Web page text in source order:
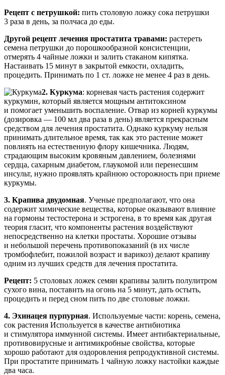
Рецепт с петрушкой: пить столовую ложку сока петрушки
3 раза в день, за полчаса до еды.
Другой рецепт лечения простатита травами: растереть
семена петрушки до порошкообразной консистенции,
отмерять 4 чайные ложки и залить стаканом кипятка.
Настаивать 15 минут в закрытой емкости, охладить,
процедить. Принимать по 1 ст. ложке не менее 4 раз в день.
2. Куркума: корневая часть растения содержит
куркумин, который является мощным антитоксином
и помогает уменьшить воспаление. Отвар из корней куркумы
(дозировка — 100 мл два раза в день) является прекрасным
средством для лечения простатита. Однако куркуму нельзя
принимать длительное время, так как это растение может
повлиять на естественную флору кишечника. Людям,
страдающим высоким кровяным давлением, болезнями
сердца, сахарным диабетом, глаукомой или перенесшим
инсульт, нужно проявлять крайнюю осторожность при приеме
куркумы.
3. Крапива двудомная. Ученые предполагают, что она
содержит химические вещества, которые оказывают влияние
на гормоны тестостерона и эстрогена, в то время как другая
теория гласит, что компоненты растения воздействуют
непосредственно на клетки простаты. Хорошие отзывы
и небольшой перечень противопоказаний (в их числе
тромбофлебит, пожилой возраст и варикоз) делают крапиву
одним из лучших средств для лечения простатита.
Рецепт: 5 столовых ложек семян крапивы залить полулитром
сухого вина, поставить на огонь на 5 минут, дать остыть,
процедить и перед сном пить по две столовые ложки.
4. Эхинацея пурпурная. Используемые части: корень, семена,
сок растения Используется в качестве антибиотика
и стимулятора иммунной системы. Имеет антибактериальные,
противовирусные и антимикробные свойства, которые
хорошо работают для оздоровления репродуктивной системы.
При простатите принимать 1 чайную ложку настойки каждые
два часа.